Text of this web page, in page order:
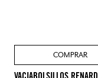
COMPRAR